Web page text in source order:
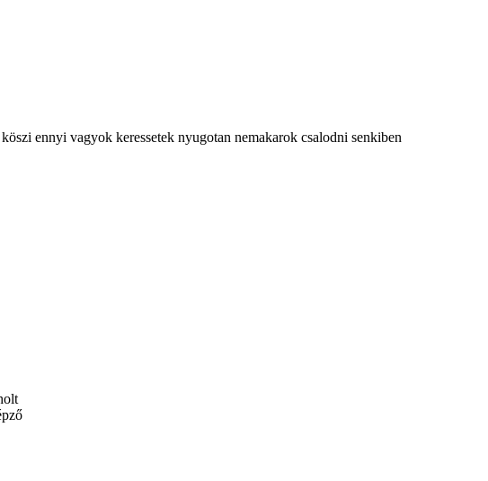
ennyi vagyok keressetek nyugotan nemakarok csalodni senkiben